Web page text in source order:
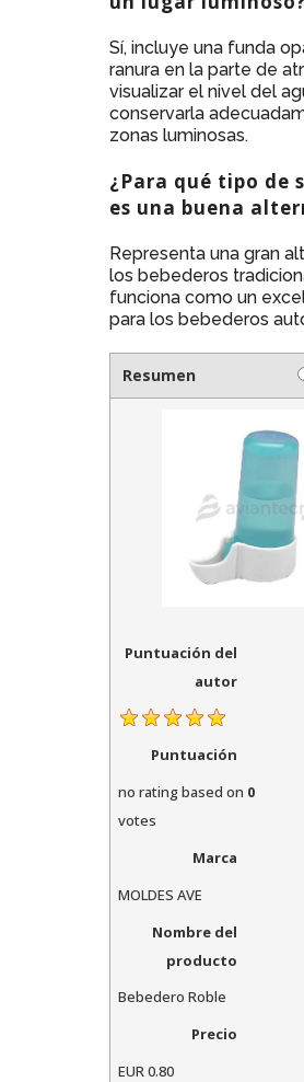
Sí, incluye una funda
ranura en la parte de
visualizar el nivel del
conservarla
zonas luminosas.
¿Para qué tipo de
es una buena
Representa una gran
los bebederos
funciona como un
para los bebederos
Resumen
Puntuación del
autor
Puntuación
no ratingbased on 0
votes
Marca
MOLDES AVE
Nombre del
producto
Bebedero Roble
Precio
EUR0.80